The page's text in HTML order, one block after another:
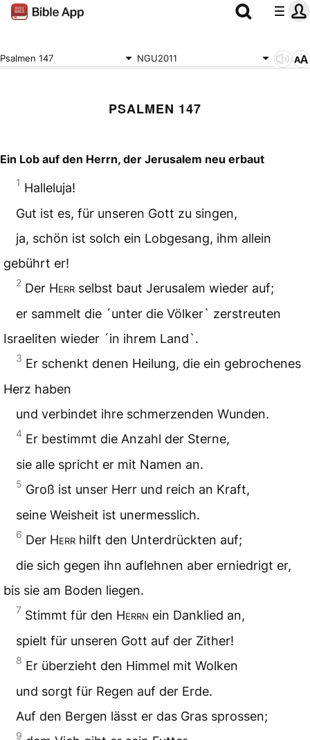
Psalmen 147 NGU2011
PSALMEN 147
Ein Lob auf den Herrn, der Jerusalem neu erbaut
1 Halleluja!
Gut ist es, für unseren Gott zu singen,
ja, schön ist solch ein Lobgesang, ihm allein
gebührt er!
2 Der Herr selbst baut Jerusalem wieder auf;
er sammelt die ´unter die Völker` zerstreuten
Israeliten wieder ´in ihrem Land`.
3 Er schenkt denen Heilung, die ein gebrochenes
Herz haben
und verbindet ihre schmerzenden Wunden.
4 Er bestimmt die Anzahl der Sterne,
sie alle spricht er mit Namen an.
5 Groß ist unser Herr und reich an Kraft,
seine Weisheit ist unermesslich.
6 Der Herr hilft den Unterdrückten auf;
die sich gegen ihn auflehnen aber erniedrigt er,
bis sie am Boden liegen.
7 Stimmt für den Herrn ein Danklied an,
spielt für unseren Gott auf der Zither!
8 Er überzieht den Himmel mit Wolken
und sorgt für Regen auf der Erde.
Auf den Bergen lässt er das Gras sprossen;
9